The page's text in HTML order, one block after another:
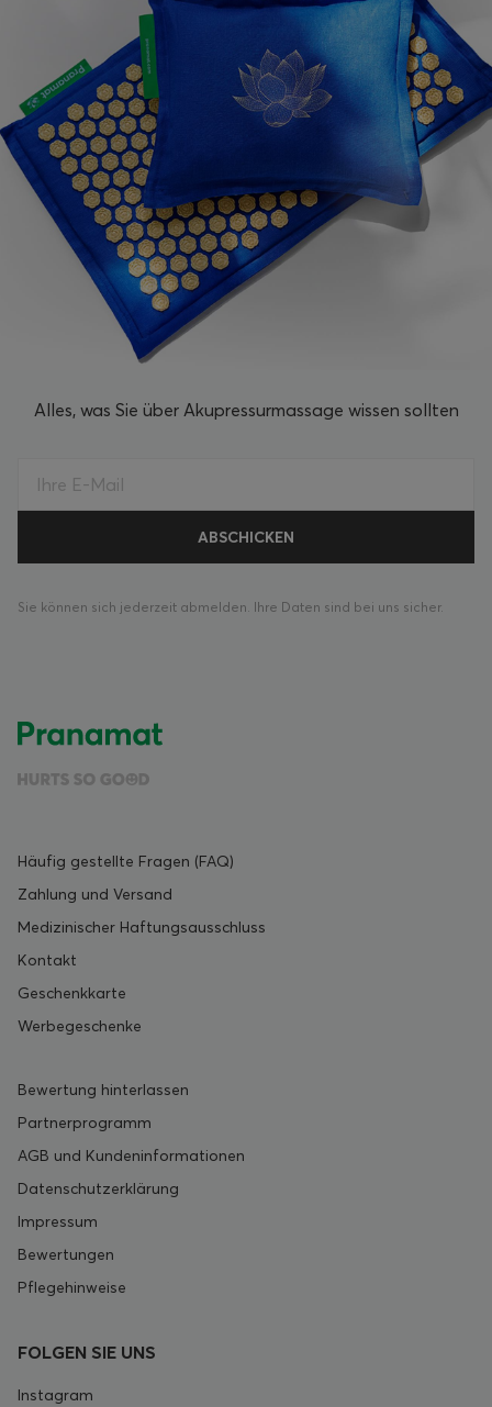
Alles, was Sie über Akupressurmassage wissen sollten
Sie können sich jederzeit abmelden. Ihre Daten sind bei uns sicher.
Häufig gestellte Fragen (FAQ)
Zahlung und Versand
Medizinischer Haftungsausschluss
Kontakt
Geschenkkarte
Werbegeschenke
Bewertung hinterlassen
Partnerprogramm
AGB und Kundeninformationen
Datenschutzerklärung
Impressum
Bewertungen
Pflegehinweise
FOLGEN SIE UNS
Instagram